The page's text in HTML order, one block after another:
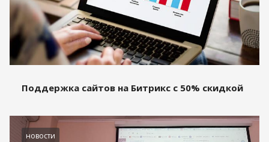
Поддержка сайтов на Битрикс с 50% скидкой
новости